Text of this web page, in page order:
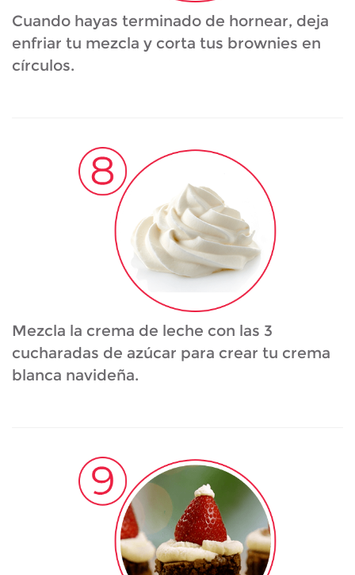
Cuando hayas terminado de hornear, deja
enfriar tu mezcla y corta tus brownies en
círculos.
Mezcla la crema de leche con las 3
cucharadas de azúcar para crear tu crema
blanca navideña.